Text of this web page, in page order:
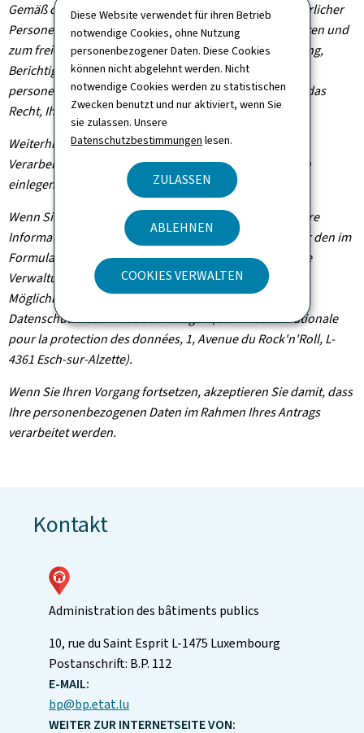
Diese Website verwendet für ihren Betrieb
notwendige Cookies, ohne Nutzung
personenbezogener Daten. Diese Cookies
können nicht abgelehnt werden. Nicht
notwendige Cookies werden zu statistischen
Zwecken benutzt und nur aktiviert, wenn Sie
sie zulassen. Unsere
Datenschutzbestimmungen lesen.
ZULASSEN
ABLEHNEN
COOKIES VERWALTEN
Gemäß der Verordnung (EU) 2016/679 zum Schutz natürlicher
Personen bei der Verarbeitung personenbezogener Daten und
zum freien Datenverkehr haben Sie das Recht auf Zugang,
Berichtigung und gegebenenfalls Löschung Ihrer
personenbezogenen Informationen. Sie haben zudem das
Recht, Ihre erteilte Einwilligung jederzeit zu widerrufen.
Weiterhin können Sie, außer in Fällen, in denen die
Verarbeitung Ihrer Daten verpflichtend ist, Widerspruch
einlegen, wenn dieser rechtmäßig begründet ist.
Wenn Sie diese Rechte ausüben und/oder Einsicht in Ihre
Informationen nehmen möchten, können Sie sich unter den im
Formular angegebenen Kontaktdaten an die zuständige
Verwaltungsbehörde wenden. Sie haben außerdem die
Möglichkeit, bei der Nationalen Kommission für den
Datenschutz Beschwerde einzulegen (Commission nationale
pour la protection des données, 1, Avenue du Rock'n'Roll, L-
4361 Esch-sur-Alzette).
Wenn Sie Ihren Vorgang fortsetzen, akzeptieren Sie damit, dass
Ihre personenbezogenen Daten im Rahmen Ihres Antrags
verarbeitet werden.
Kontakt
Administration des bâtiments publics
ADRESSE:
10, rue du Saint EspritL-1475 Luxembourg
Postanschrift: B.P. 112
E-MAIL:
bp@bp.etat.lu
WEITER ZUR INTERNETSEITE VON: